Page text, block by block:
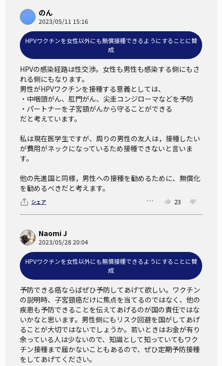
■「女性が受けるもの」というイメージから、接種すること
に抵抗感を持つ人もいる
自分の健康や命に関わる重要な項目は特に、メリットやデメ
リット、そして適切な情報収集と判断が必要になる。
2020年4月から積極的接種の推奨が再開したが、今後も女性
のみを対象にして行っていくべきか？
それともそれ以外の全ての適正年齢の人を対象にして、国が
積極的に推奨していくべきか？
参考イシュー
【子宮頸がん】大切なことを判断するためのデータや情報は
自分で情報源を見て考えている？
参考にした資料
HPVワクチンについて知ってください
（PDF)（厚生労働
省、2023年3月改訂版）
9価ヒトパピローマウイルス（HPV）ワクチン（シルガード
9）について（厚生労働省）
海外で進む男性のHPVワクチン接種 そのメリットは？（日
経ビジネス、2023年4月）
「男性のがん予防にも」HPVワクチンが注目されている理由
（Yahoo! Japan SDGs、2022年7月）
海外のHPVワクチンエビデンス
のん
2023/05/11 15:16
HPVワクチンを女性以外にも無償接種できるようにすることに賛
成
HPVの感染経路は性交渉。女性も男性も感染する側にもさ
れる側にもなります。
男性がHPVワクチンを接種する意義としては、
・中咽頭がん、肛門がん、尖圭コンジローマなどを予防
・パートナーを子宮頸がんから守ることができる
だと考えています。
私は現在医学生ですが、周りの男性の友人は，接種したい
が費用がネックになっているため接種できないと言いま
す。
他の先進国と同様，男性への接種を勧めるために、無償化
を勧めるべきだと考えます。
シェア 23
Naomi J
2023/05/28 20:04
HPVワクチンを女性以外にも無償接種できるようにすることに賛
成
予防できる癌ならばぜひ予防してあげて欲しい。ワクチン
の説明時、子宮頸癌だけに焦点を当てるのではなく、他の
疾患も予防できることを伝えてあげるのが国の責任ではな
いかなと思います。男性側にもリスク回避を国がしてあげ
ることが大切ではないでしょうか。若いときはお金が有り
余っている人は少ないので、知識として知っていてもワク
チン接種まで届かないこともあるので、ぜひ定期予防接種
をしてあげてください。